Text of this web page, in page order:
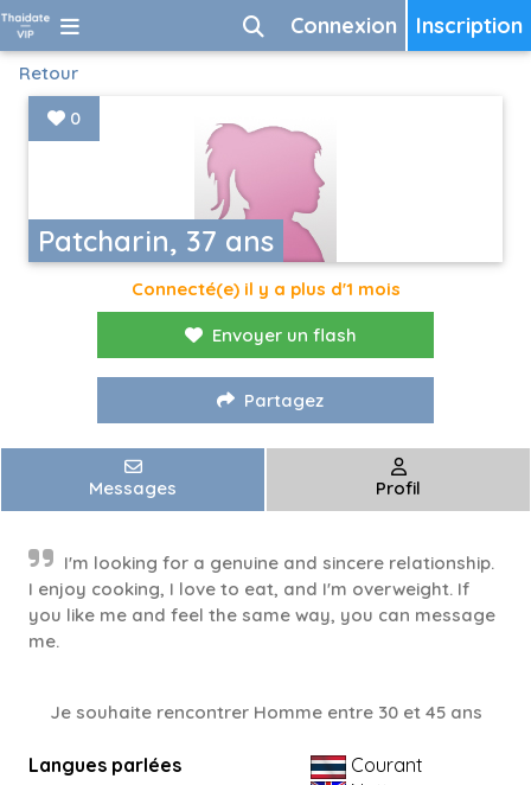
Inscription
Connexion
Retour
Patcharin, 37 ans
0
Connecté(e) il y a plus d'1 mois
Envoyer un flash
Partagez
Messages Profil
I'm looking for a genuine and sincere relationship.
I enjoy cooking, I love to eat, and I'm overweight. If
you like me and feel the same way, you can message
me.
Je souhaite rencontrer Homme entre 30 et 45 ans
Langues parlées
Courant